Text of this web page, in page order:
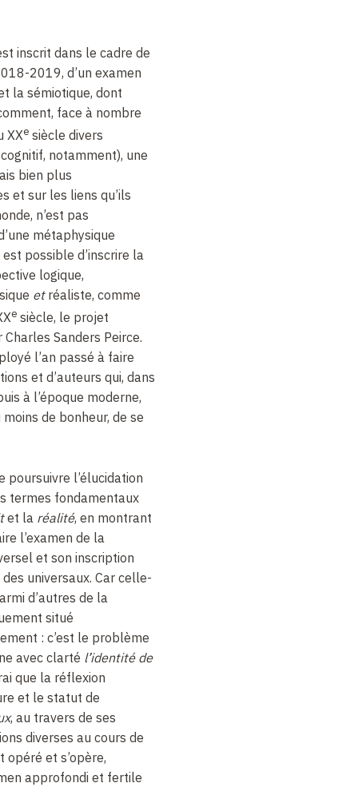
inscrit dans le cadre de
2019, d’un examen
la sémiotique, dont
face à nombre
XXe siècle divers
notamment), une
bien plus
et sur les liens qu’ils
n’est pas
métaphysique
possible d’inscrire la
logique,
etréaliste, comme
e siècle, le projet
Sanders Peirce.
l’an passé à faire
et d’auteurs qui, dans
à l’époque moderne,
de bonheur, de se
poursuivre l’élucidation
termes fondamentaux
et la réalité, en montrant
l’examen de la
et son inscription
universaux. Car celle-
d’autres de la
situé
: c’est le problème
avec clarté l’identité de
que la réflexion
et le statut de
, au travers de ses
diverses au cours de
opéré et s’opère,
approfondi et fertile